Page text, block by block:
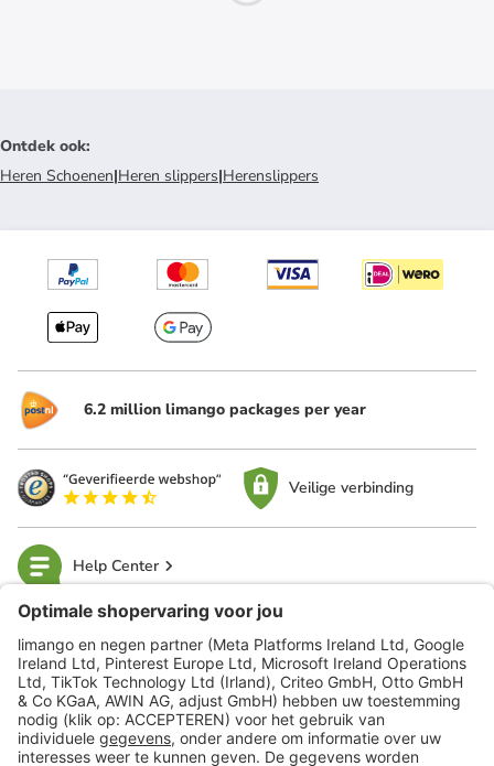
Ontdek ook:
Heren Schoenen|Heren slippers|Herenslippers
6.2 million limango packages per year
Veilige verbinding
Help Center
limango
Veilig winkelen
Klantenservice